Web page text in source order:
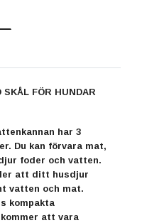
SKÅL FÖR HUNDAR
har 3
Du kan förvara mat,
foder och vatten.
att ditt husdjur
vatten och mat.
kompakta
att vara